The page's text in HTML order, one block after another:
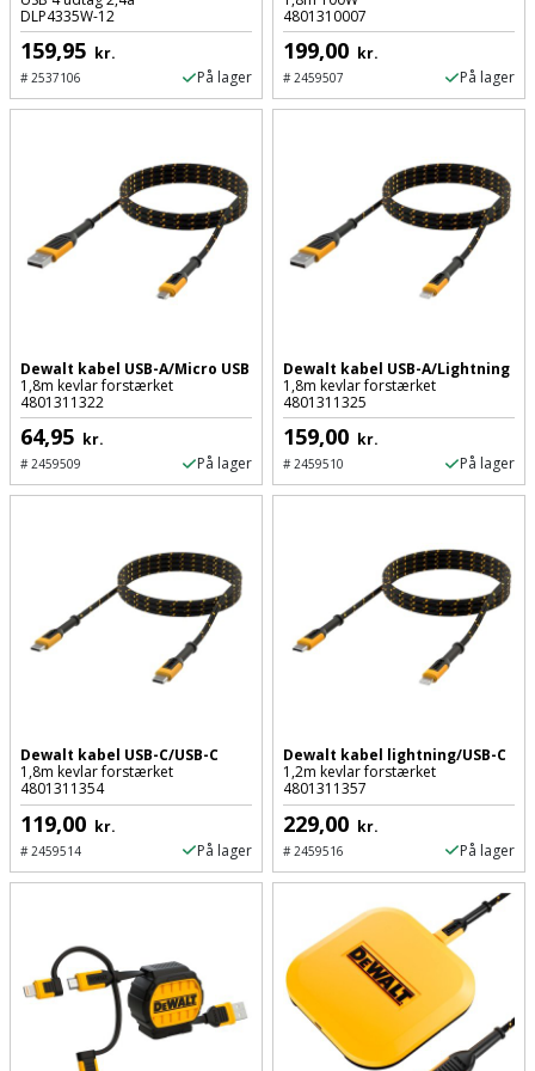
Sternbeklædning
Tag
og
Terrassebrædder
Terrasseopklodsning
byggeri
Træ
Vinduer
Palleløfter
Polsøger
snor
Renseservietter
wipes
Sækkelukker
Saks
Savklinge
Skruestik
Skruetrækker
Skruetvinge
Smøring
rustopløser
Industristøvsuger
Kantfræser
Kantlimertilbehør
Kap-
og
Kerneboremaskine
Klammepistol
Klippeværktøj
Kompressor
Lader
Limpistol
Linjelaser
Loddekolbe
Måleinstrumenter
Malersprøjte
Højbede
Højtaler
fritid
Kaffe
Klæbesøm
Køkkenudstyr
Lommelygte
Merchandise
Pavillon
Personlig
pleje
Postkasse
Postkassestander
DLP4335W-12
159,95 kr.
#2537106 På lager
4801310007
199,00 kr.
#2459507 På lager
Dewalt kabel USB-A/Micro USB
1,8m kevlar forstærket
4801311322
64,95 kr.
#2459509 På lager
Dewalt kabel USB-A/Lightning
1,8m kevlar forstærket
4801311325
159,00 kr.
#2459510 På lager
Dewalt kabel USB-C/USB-C
1,8m kevlar forstærket
4801311354
119,00 kr.
#2459514 På lager
Dewalt kabel lightning/USB-C
1,2m kevlar forstærket
4801311357
229,00 kr.
#2459516 På lager